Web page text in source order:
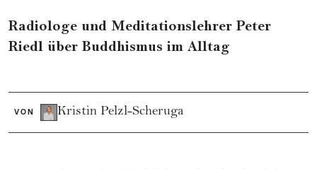
Radiologe und Meditationslehrer Peter
Riedl über Buddhismus im Alltag
VON Kristin Pelzl-Scheruga